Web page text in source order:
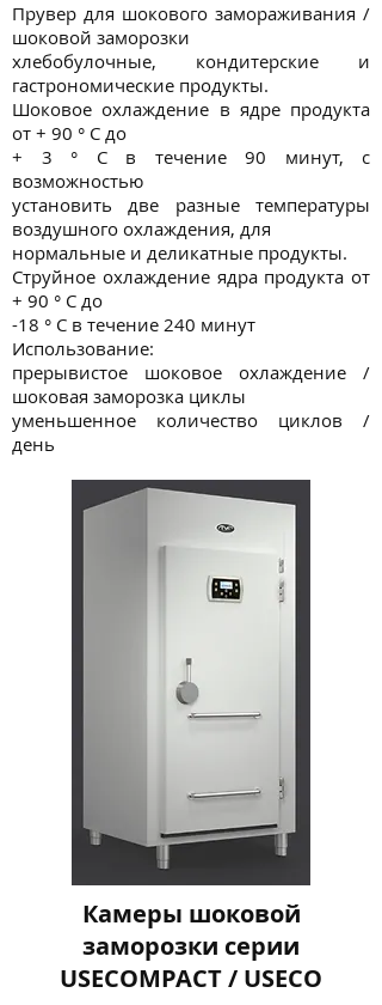
Прувер для шокового замораживания /
шоковой заморозки
хлебобулочные, кондитерские и
гастрономические продукты.
Шоковое охлаждение в ядре продукта
от + 90 ° C до
+ 3 ° С в течение 90 минут, с
возможностью
установить две разные температуры
воздушного охлаждения, для
нормальные и деликатные продукты.
Струйное охлаждение ядра продукта от
+ 90 ° С до
-18 ° С в течение 240 минут
Использование:
прерывистое шоковое охлаждение /
шоковая заморозка циклы
уменьшенное количество циклов /
день
Камеры шоковой
заморозки серии
USECOMPACT / USECO